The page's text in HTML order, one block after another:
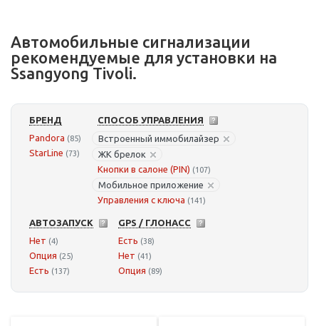
Автомобильные сигнализации
рекомендуемые для установки на
Ssangyong Tivoli.
БРЕНД
Pandora (85)
StarLine (73)
СПОСОБ УПРАВЛЕНИЯ
Встроенный иммобилайзер
ЖК брелок
Кнопки в салоне (PIN) (107)
Мобильное приложение
Управления с ключа (141)
АВТОЗАПУСК
Нет (4)
Опция (25)
Есть (137)
GPS / ГЛОНАСС
Есть (38)
Нет (41)
Опция (89)